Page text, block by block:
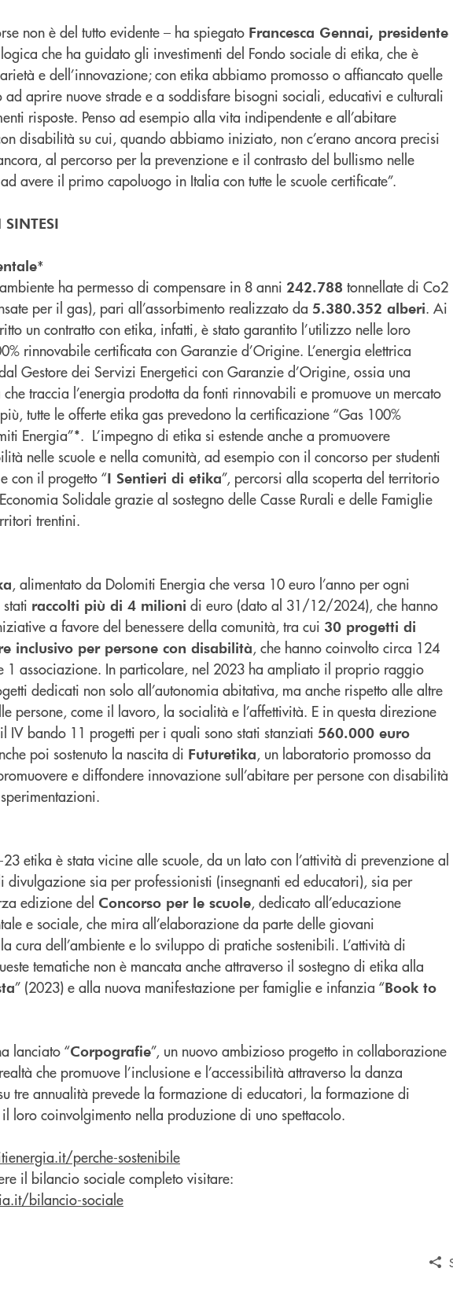
non è del tutto evidente – ha spiegato Francesca Gennai, presidente
che ha guidato gli investimenti del Fondo sociale di etika, che è
e dell’innovazione; con etika abbiamo promosso o affiancato quelle
aprire nuove strade e a soddisfare bisogni sociali, educativi e culturali
risposte. Penso ad esempio alla vita indipendente e all’abitare
disabilità su cui, quando abbiamo iniziato, non c’erano ancora precisi
al percorso per la prevenzione e il contrasto del bullismo nelle
avere il primo capoluogo in Italia con tutte le scuole certificate”.
ha permesso di compensare in 8 anni 242.788 tonnellate di Co2
per il gas), pari all’assorbimento realizzato da 5.380.352 alberi. Ai
un contratto con etika, infatti, è stato garantito l’utilizzo nelle loro
rinnovabile certificata con Garanzie d’Origine. L’energia elettrica
Gestore dei Servizi Energetici con Garanzie d’Origine, ossia una
traccia l’energia prodotta da fonti rinnovabili e promuove un mercato
tutte le offerte etika gas prevedono la certificazione “Gas 100%
Energia”*. L’impegno di etika si estende anche a promuovere
nelle scuole e nella comunità, ad esempio con il concorso per studenti
con il progetto “I Sentieri di etika”, percorsi alla scoperta del territorio
Solidale grazie al sostegno delle Casse Rurali e delle Famiglie
trentini.
, alimentato da Dolomiti Energia che versa 10 euro l’anno per ogni
raccolti più di 4 milioni di euro (dato al 31/12/2024), che hanno
a favore del benessere della comunità, tra cui 30 progetti di
inclusivo per persone con disabilità, che hanno coinvolto circa 124
1 associazione. In particolare, nel 2023 ha ampliato il proprio raggio
dedicati non solo all’autonomia abitativa, ma anche rispetto alle altre
persone, come il lavoro, la socialità e l’affettività. E in questa direzione
IV bando 11 progetti per i quali sono stati stanziati 560.000 euro
poi sostenuto la nascita di Futuretika, un laboratorio promosso da
e diffondere innovazione sull’abitare per persone con disabilità
etika è stata vicine alle scuole, da un lato con l’attività di prevenzione al
sia per professionisti (insegnanti ed educatori), sia per
edizione del Concorso per le scuole, dedicato all’educazione
e sociale, che mira all’elaborazione da parte delle giovani
cura dell’ambiente e lo sviluppo di pratiche sostenibili. L’attività di
tematiche non è mancata anche attraverso il sostegno di etika alla
” (2023) e alla nuova manifestazione per famiglie e infanzia “Book to
lanciato “Corpografie”, un nuovo ambizioso progetto in collaborazione
che promuove l’inclusione e l’accessibilità attraverso la danza
tre annualità prevede la formazione di educatori, la formazione di
loro coinvolgimento nella produzione di uno spettacolo.
perche-sostenibile
il bilancio sociale completo visitare:
bilancio-sociale